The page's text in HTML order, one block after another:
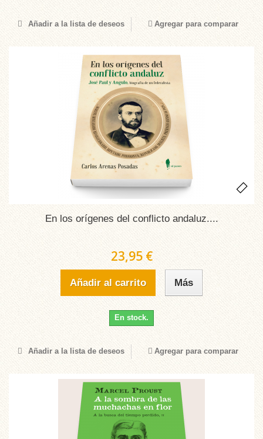
Añadir a la lista de deseos Agregar para comparar
En los orígenes del conflicto andaluz....
23,95 €
Añadir al carrito Más
En stock.
Añadir a la lista de deseos Agregar para comparar